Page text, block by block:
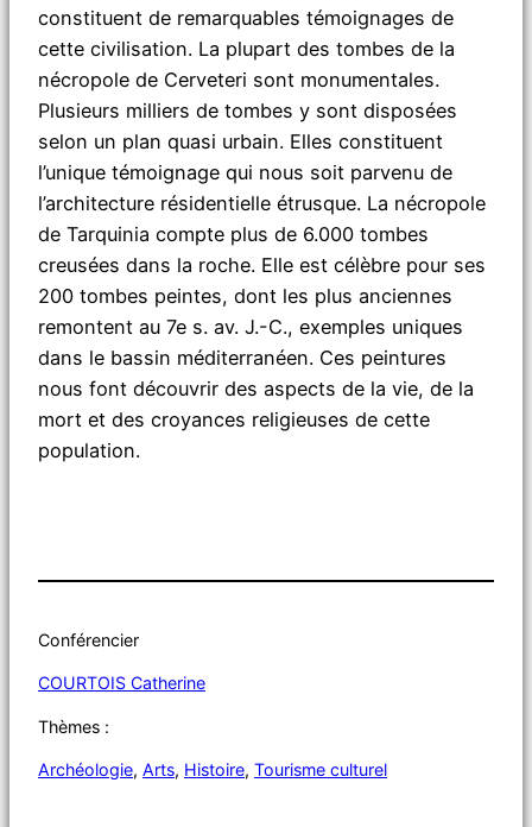
constituent de remarquables témoignages de
cette civilisation. La plupart des tombes de la
nécropole de Cerveteri sont monumentales.
Plusieurs milliers de tombes y sont disposées
selon un plan quasi urbain. Elles constituent
l’unique témoignage qui nous soit parvenu de
l’architecture résidentielle étrusque. La nécropole
de Tarquinia compte plus de 6.000 tombes
creusées dans la roche. Elle est célèbre pour ses
200 tombes peintes, dont les plus anciennes
remontent au 7e s. av. J.-C., exemples uniques
dans le bassin méditerranéen. Ces peintures
nous font découvrir des aspects de la vie, de la
mort et des croyances religieuses de cette
population.
Conférencier
COURTOIS Catherine
Thèmes :
Archéologie, Arts, Histoire, Tourisme culturel